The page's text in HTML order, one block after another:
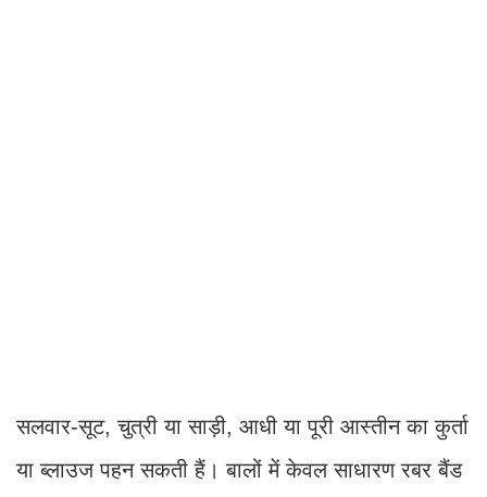
सलवार-सूट, चुत्री या साड़ी, आधी या पूरी आस्तीन का कुर्ता
या ब्लाउज पहन सकती हैं। बालों में केवल साधारण रबर बैंड